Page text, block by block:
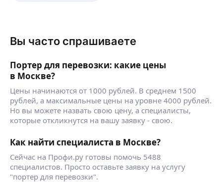
Вы часто спрашиваете
Портер для перевозки: какие цены
в Москве?
Цены начинаются от 1000 рублей. В среднем 1500
рублей, а максимальные цены на уровне 4000 рублей.
Но вы можете назвать свою цену, а специалисты,
которые откликнутся на вашу заявку - свою.
Как найти специалиста в Москве?
Сейчас на Профи.ру готовы помочь 5488
специалистов. Просто оставьте заявку на услугу
"портер для перевозки".